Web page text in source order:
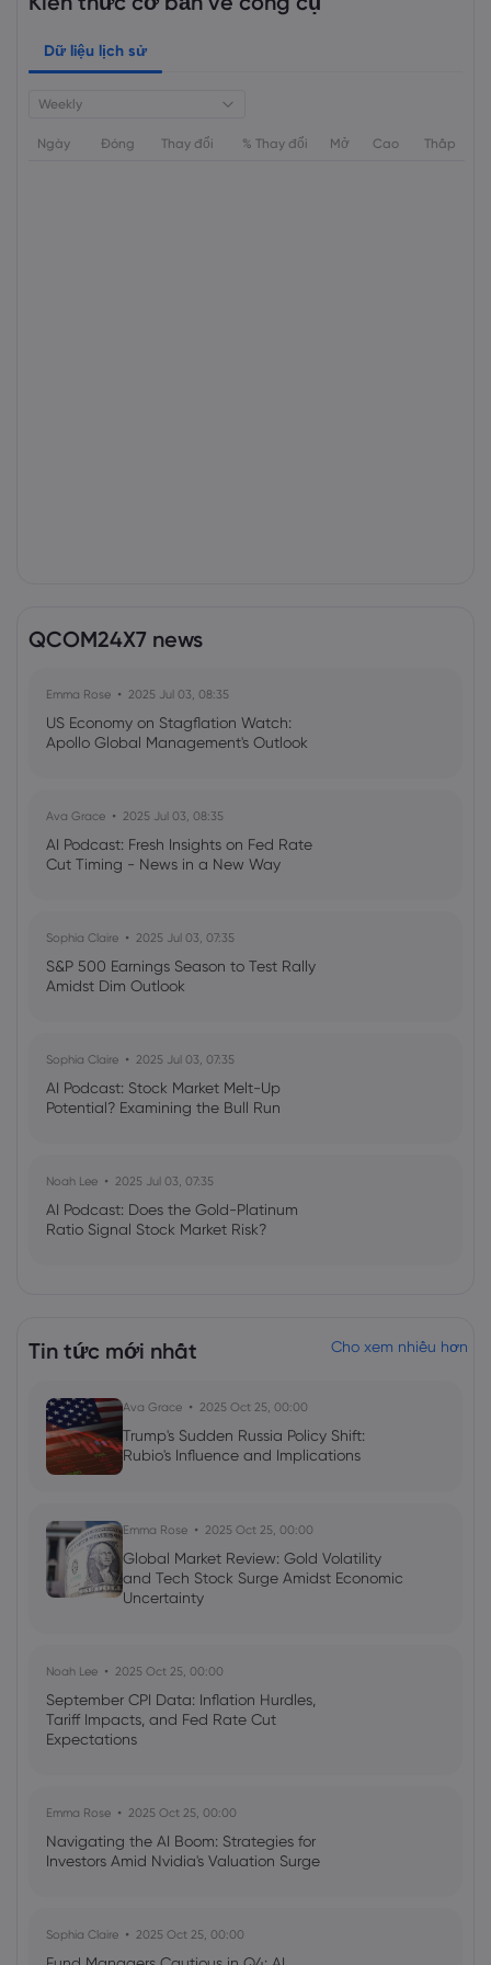
Dữ liệu lịch sử
Weekly
Ngày Đóng Thay đổi % Thay đổi Mở Cao Thấp
QCOM24X7 news
Emma Rose 2025 Jul 03, 08:35
US Economy on Stagflation Watch:
Apollo Global Management's Outlook
Ava Grace 2025 Jul 03, 08:35
AI Podcast: Fresh Insights on Fed Rate
Cut Timing - News in a New Way
Sophia Claire 2025 Jul 03, 07:35
S&P 500 Earnings Season to Test Rally
Amidst Dim Outlook
Sophia Claire 2025 Jul 03, 07:35
AI Podcast: Stock Market Melt-Up
Potential? Examining the Bull Run
Noah Lee 2025 Jul 03, 07:35
AI Podcast: Does the Gold-Platinum
Ratio Signal Stock Market Risk?
Tin tức mới nhất Cho xem nhiều hơn
Ava Grace 2025 Oct 25, 00:00
Trump's Sudden Russia Policy Shift:
Rubio's Influence and Implications
Emma Rose 2025 Oct 25, 00:00
Global Market Review: Gold Volatility
and Tech Stock Surge Amidst Economic
Uncertainty
Noah Lee 2025 Oct 25, 00:00
September CPI Data: Inflation Hurdles,
Tariff Impacts, and Fed Rate Cut
Expectations
Emma Rose 2025 Oct 25, 00:00
Navigating the AI Boom: Strategies for
Investors Amid Nvidia's Valuation Surge
Sophia Claire 2025 Oct 25, 00:00